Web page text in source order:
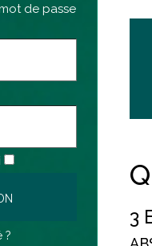
de passe
?
3